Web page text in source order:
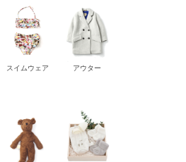
スイムウェア アウター